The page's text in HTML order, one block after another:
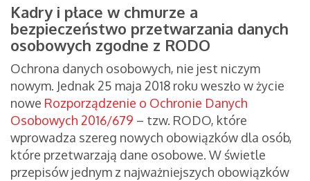
Kadry i płace w chmurze a
bezpieczeństwo przetwarzania danych
osobowych zgodne z RODO
Ochrona danych osobowych, nie jest niczym
nowym. Jednak 25 maja 2018 roku weszło w życie
nowe Rozporządzenie o Ochronie Danych
Osobowych 2016/679 – tzw. RODO, które
wprowadza szereg nowych obowiązków dla osób,
które przetwarzają dane osobowe. W świetle
przepisów jednym z najważniejszych obowiązków